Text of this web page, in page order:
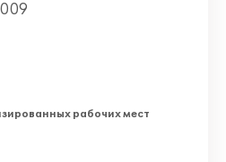
рабочих мест